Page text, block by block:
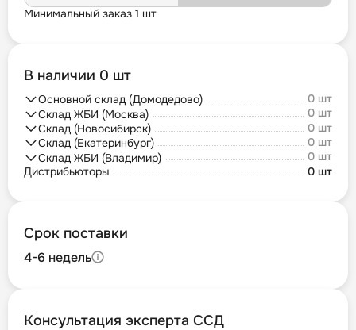
Минимальный заказ 1 шт
В наличии 0 шт
Основной склад (Домодедово)
0 шт
Склад ЖБИ (Москва)
0 шт
Склад (Новосибирск)
0 шт
Склад (Екатеринбург)
0 шт
Склад ЖБИ (Владимир)
0 шт
Дистрибьюторы
0 шт
Срок поставки
4-6 недель
Консультация эксперта ССД